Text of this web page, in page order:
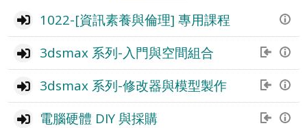
1022-[資訊素養與倫理] 專用課程
3dsmax 系列-入門與空間組合
3dsmax 系列-修改器與模型製作
電腦硬體 DIY 與採購